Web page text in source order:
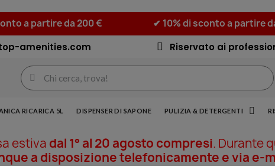
a partire da 200 € ✔ 10% di sconto a partire
amenities.com Riservato ai
RICARICA 5L DISPENSER DI SAPONE PULIZIA & DETERGENTI
estiva dal 1° al 20 agosto compresi. Durante
a disposizione telefonicamente e via e-